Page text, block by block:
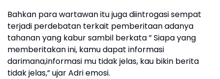
Bahkan para wartawan itu juga diintrogasi sempat
terjadi perdebatan terkait pemberitaan adanya
tahanan yang kabur sambil berkata ” Siapa yang
memberitakan ini, kamu dapat informasi
darimana,informasi mu tidak jelas, kau bikin berita
tidak jelas,” ujar Adri emosi.